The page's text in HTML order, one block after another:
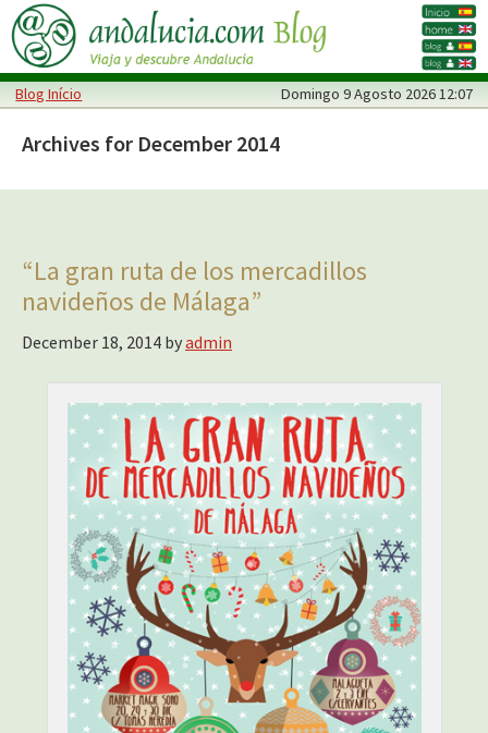
Skip
to
main
content
Skip
to
primary
sidebar
Blog Início Domingo 9 Agosto 2026 12:07
Archives for December 2014
“La gran ruta de los mercadillos
navideños de Málaga”
December 18, 2014 byadmin